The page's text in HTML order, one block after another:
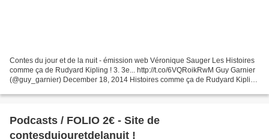
Contes du jour et de la nuit - émission web Véronique Sauger Les Histoires
comme ça de Rudyard Kipling ! 3. 3e... http://t.co/6VQRoikRwM Guy Garnier
(@guy_garnier) December 18, 2014 Histoires comme ça de Rudyard Kipling
Podcasts / FOLIO 2€ - Site de
contesdujouretdelanuit !